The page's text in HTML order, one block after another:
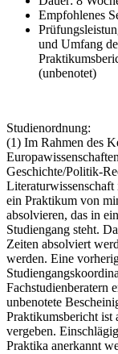
Empfohlenes
und Umfang
(unbenotet)
Studienordnung:
(1) Im Rahmen des
Geschichte/Politik-
ein Praktikum von
absolvieren, das in
Studiengang steht.
Zeiten absolviert
werden. Eine
Fachstudienberatern
unbenotete
Praktikumsbericht ist
vergeben.
Praktika anerkannt